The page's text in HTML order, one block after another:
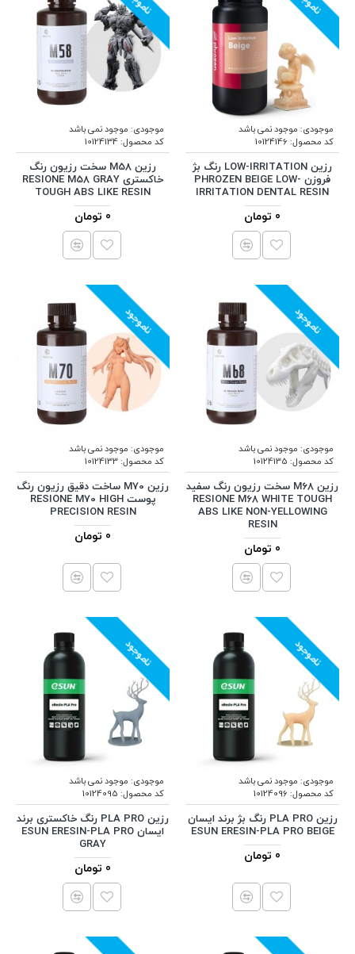
موجودی: موجود نمی باشد
کد محصول: 10124146
رزین LOW-IRRITATION رنگ بژ
فروزن PHROZEN BEIGE LOW-
IRRITATION DENTAL RESIN
0 تومان
موجودی: موجود نمی باشد
کد محصول:10124134
رزین M58 سخت رزیون رنگ
خاکستری RESIONE M58 GRAY
TOUGH ABS LIKE RESIN
0 تومان
ناموجود
موجودی: موجود نمی باشد
کد محصول: 10124135
رزین M68 سخت رزیون رنگ سفید
RESIONE M68 WHITE TOUGH
ABS LIKE NON-YELLOWING
RESIN
0 تومان
ناموجود
موجودی: موجود نمی باشد
کد محصول:10124133
رزین M70 ساخت دقیق رزیون رنگ
پوست RESIONE M70 HIGH
PRECISION RESIN
0 تومان
ناموجود
موجودی: موجود نمی باشد
کد محصول: 10124096
رزین PLA PRO رنگ بژ برند ایسان
ESUN ERESIN-PLA PRO BEIGE
0 تومان
ناموجود
موجودی: موجود نمی باشد
کد محصول: 10124095
رزین PLA PRO رنگ خاکستری برند
ایسان ESUN ERESIN-PLA PRO
GRAY
0 تومان